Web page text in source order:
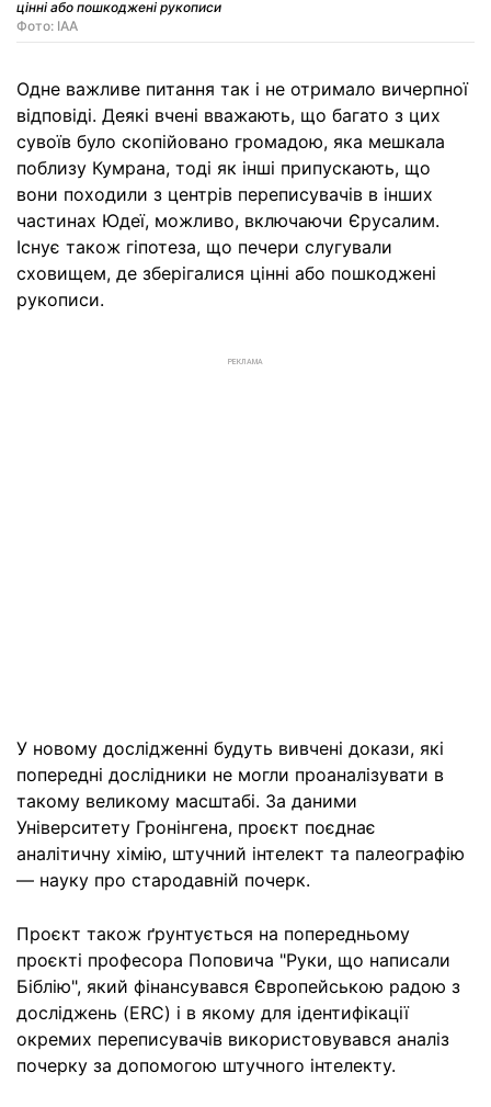
цінні або пошкоджені рукописи
Фото: IAA
Одне важливе питання так і не отримало вичерпної
відповіді. Деякі вчені вважають, що багато з цих
сувоїв було скопійовано громадою, яка мешкала
поблизу Кумрана, тоді як інші припускають, що
вони походили з центрів переписувачів в інших
частинах Юдеї, можливо, включаючи Єрусалим.
Існує також гіпотеза, що печери слугували
сховищем, де зберігалися цінні або пошкоджені
рукописи.
РЕКЛАМА
У новому дослідженні будуть вивчені докази, які
попередні дослідники не могли проаналізувати в
такому великому масштабі. За даними
Університету Гронінгена, проєкт поєднає
аналітичну хімію, штучний інтелект та палеографію
— науку про стародавній почерк.
Проєкт також ґрунтується на попередньому
проєкті професора Поповича "Руки, що написали
Біблію", який фінансувався Європейською радою з
досліджень (ERC) і в якому для ідентифікації
окремих переписувачів використовувався аналіз
почерку за допомогою штучного інтелекту.